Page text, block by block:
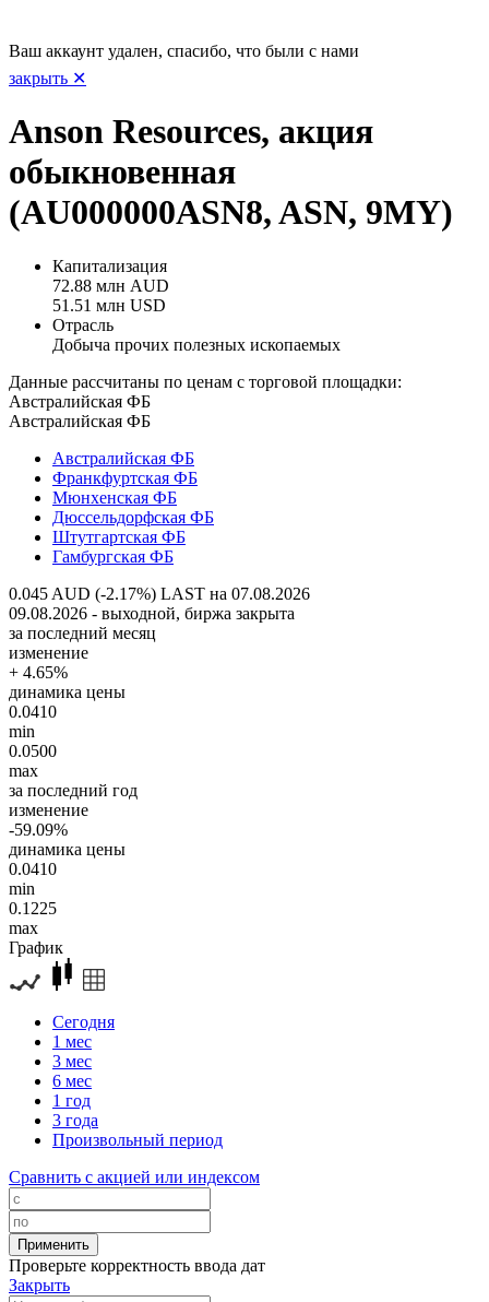
Ваш аккаунт удален, спасибо, что были с нами
закрыть ✕
Anson Resources, акция
обыкновенная
(AU000000ASN8, ASN, 9MY)
Капитализация
72.88 млн AUD
51.51 млн USD
Отрасль
Добыча прочих полезных ископаемых
Данные рассчитаны по ценам с торговой площадки:
Австралийская ФБ
Австралийская ФБ
Австралийская ФБ
Франкфуртская ФБ
Мюнхенская ФБ
Дюссельдорфская ФБ
Штутгартская ФБ
Гамбургская ФБ
0.045 AUD (-2.17%) LAST на 07.08.2026
09.08.2026 - выходной, биржа закрыта
за последний месяц
изменение
+ 4.65%
динамика цены
0.0410
min
0.0500
max
за последний год
изменение
-59.09%
динамика цены
0.0410
min
0.1225
max
График
Сегодня
1 мес
3 мес
6 мес
1 год
3 года
Произвольный период
Сравнить с акцией или индексом
Проверьте корректность ввода дат
Закрыть